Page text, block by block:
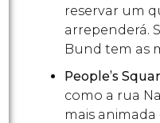
reservar um
arrependerá.
Bund tem as
People’s
como a rua
mais